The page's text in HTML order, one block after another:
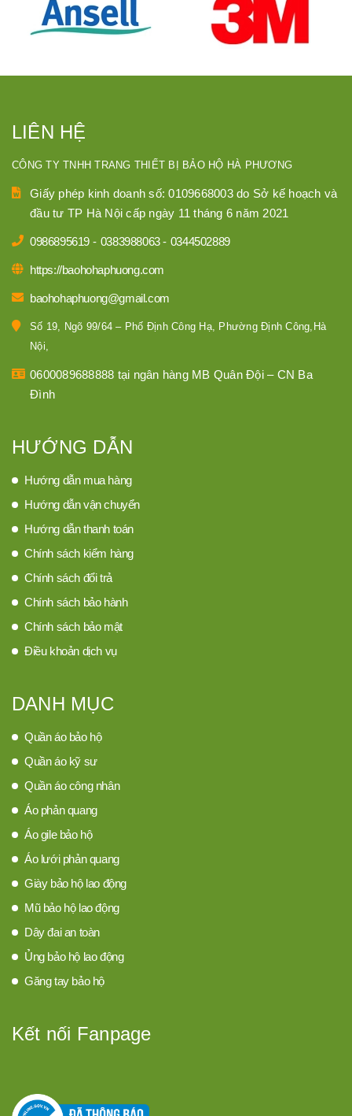
LIÊN HỆ
CÔNG TY TNHH TRANG THIẾT BỊ BẢO HỘ HÀ PHƯƠNG
Giấy phép kinh doanh số: 0109668003 do Sở kế hoạch và
đầu tư TP Hà Nội cấp ngày 11 tháng 6 năm 2021
0986895619 - 0383988063- 0344502889
https://baohohaphuong.com
baohohaphuong@gmail.com
Số 19, Ngõ 99/64 – Phố Định Công Hạ, Phường Định Công,Hà
Nội,
0600089688888 tại ngân hàng MB Quân Đội – CN Ba
Đình
HƯỚNG DẪN
Hướng dẫn mua hàng
Hướng dẫn vận chuyển
Hướng dẫn thanh toán
Chính sách kiểm hàng
Chính sách đổi trả
Chính sách bảo hành
Chính sách bảo mật
Điều khoản dịch vụ
DANH MỤC
Quần áo bảo hộ
Quần áo kỹ sư
Quần áo công nhân
Áo phản quang
Áo gile bảo hộ
Áo lưới phản quang
Giày bảo hộ lao động
Mũ bảo hộ lao động
Dây đai an toàn
Ủng bảo hộ lao động
Găng tay bảo hộ
Kết nối Fanpage